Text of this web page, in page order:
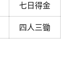
七日得金
四人三锄